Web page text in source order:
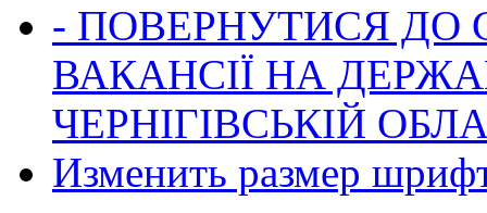
- ПОВЕРНУТИСЯ ДО
ВАКАНСІЇ НА
ЧЕРНІГІВСЬКІЙ
Изменить размер